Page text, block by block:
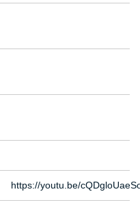
https://youtu.be/